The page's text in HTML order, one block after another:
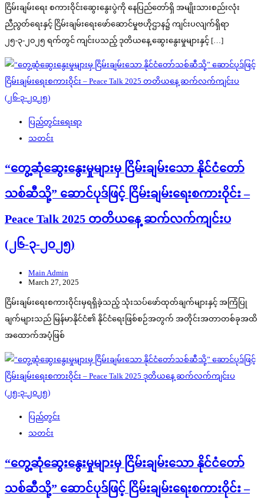
ငြိမ်းချမ်းရေး စကားဝိုင်းဆွေးနွေးပွဲကို နေပြည်တော်ရှိ အမျိုးသားစည်းလုံး
ညီညွတ်ရေးနှင့် ငြိမ်းချမ်းရေးဖော်ဆောင်မှုဗဟိုဌာန၌ ကျင်းပလျက်ရှိရာ
၂၅-၃-၂၀၂၅ ရက်တွင် ကျင်းပသည့် ဒုတိယနေ့ ဆွေးနွေးမှုများနှင့် […]
ပြည်တွင်းရေးရာ
သတင်း
“တွေ့ဆုံဆွေးနွေးမှုများမှ ငြိမ်းချမ်းသော နိုင်ငံတော်
သစ်ဆီသို့” ဆောင်ပုဒ်ဖြင့် ငြိမ်းချမ်းရေးစကားဝိုင်း –
Peace Talk 2025 တတိယနေ့ ဆက်လက်ကျင်းပ
(၂၆-၃-၂၀၂၅)
Main Admin
March 27, 2025
ငြိမ်းချမ်းရေးစကားဝိုင်းမှရရှိခဲ့သည့် သုံးသပ်ဖော်ထုတ်ချက်များနှင့် အကြံပြု
ချက်များသည် မြန်မာနိုင်ငံ၏ နိုင်ငံရေးဖြစ်စဉ်အတွက် အတိုင်းအတာတစ်ခုအထိ
အထောက်အပံ့ဖြစ်
ပြည်တွင်း
သတင်း
“တွေ့ဆုံဆွေးနွေးမှုများမှ ငြိမ်းချမ်းသော နိုင်ငံတော်
သစ်ဆီသို့” ဆောင်ပုဒ်ဖြင့် ငြိမ်းချမ်းရေးစကားဝိုင်း –